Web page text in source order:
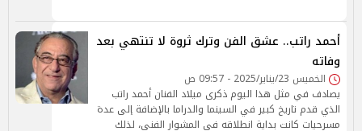
أحمد راتب.. عشق الفن وترك ثروة لا تنتهي بعد
وفاته
الخميس 23/يناير/2025 - 09:57 ص
يصادف في مثل هذا اليوم ذكرى ميلاد الفنان أحمد راتب
الذي قدم تاريخ كبير في السينما والدراما بالإضافة إلى عدة
مسرحيات كانت بداية انطلاقه في المشوار الفني، لذلك